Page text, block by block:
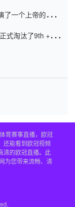
了一个上帝的剧
式淘汰了9th + 76
育赛事直播，欧冠
还能看到欧冠视频
清的欧冠直播。此
为您带来流畅、清